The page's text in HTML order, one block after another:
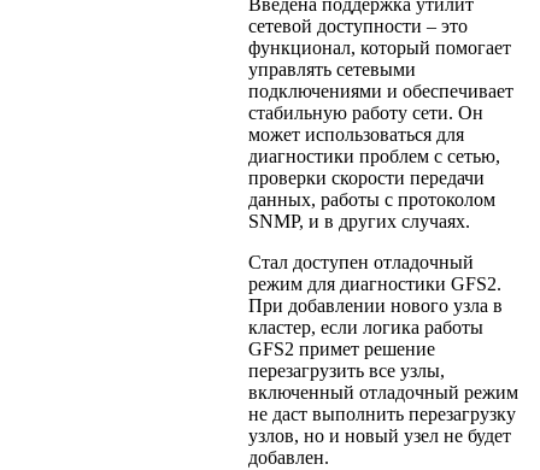
Введена поддержка утилит
сетевой доступности – это
функционал, который помогает
управлять сетевыми
подключениями и обеспечивает
стабильную работу сети. Он
может использоваться для
диагностики проблем с сетью,
проверки скорости передачи
данных, работы с протоколом
SNMP, и в других случаях.
Стал доступен отладочный
режим для диагностики GFS2.
При добавлении нового узла в
кластер, если логика работы
GFS2 примет решение
перезагрузить все узлы,
включенный отладочный режим
не даст выполнить перезагрузку
узлов, но и новый узел не будет
добавлен.